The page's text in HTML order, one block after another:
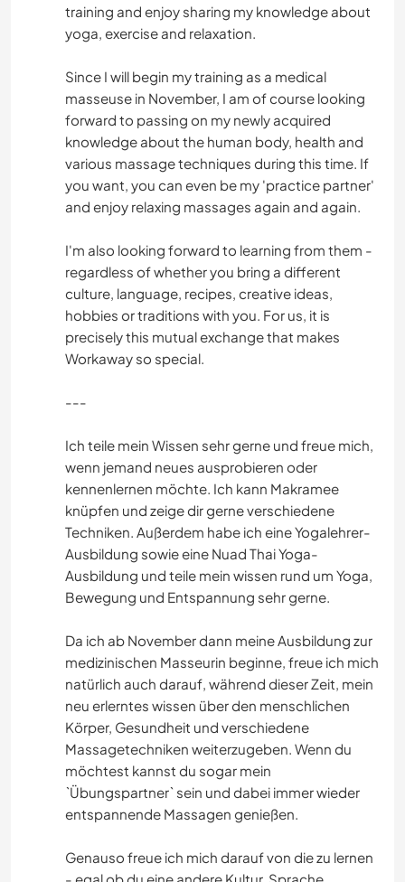
CICLISMO
NATURALEZA
MONTAÑA
DEPORTES DE AVENTURA
ACAMPADA
ANIMALES
MÚSICA
ARTE Y DISEÑO
BRICOLAJE Y MANUALIDADES
CUIDADO DE PLANTAS
JARDINERÍA
FOTOGRAFÍA
training and enjoy sharing my knowledge about
yoga, exercise and relaxation.
Since I will begin my training as a medical
masseuse in November, I am of course looking
forward to passing on my newly acquired
knowledge about the human body, health and
various massage techniques during this time. If
you want, you can even be my 'practice partner'
and enjoy relaxing massages again and again.
I'm also looking forward to learning from them -
regardless of whether you bring a different
culture, language, recipes, creative ideas,
hobbies or traditions with you. For us, it is
precisely this mutual exchange that makes
Workaway so special.
---
Ich teile mein Wissen sehr gerne und freue mich,
wenn jemand neues ausprobieren oder
kennenlernen möchte. Ich kann Makramee
knüpfen und zeige dir gerne verschiedene
Techniken. Außerdem habe ich eine Yogalehrer-
Ausbildung sowie eine Nuad Thai Yoga-
Ausbildung und teile mein wissen rund um Yoga,
Bewegung und Entspannung sehr gerne.
Da ich ab November dann meine Ausbildung zur
medizinischen Masseurin beginne, freue ich mich
natürlich auch darauf, während dieser Zeit, mein
neu erlerntes wissen über den menschlichen
Körper, Gesundheit und verschiedene
Massagetechniken weiterzugeben. Wenn du
möchtest kannst du sogar mein
`Übungspartner` sein und dabei immer wieder
entspannende Massagen genießen.
Genauso freue ich mich darauf von die zu lernen